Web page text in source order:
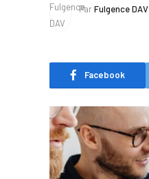
ParFulgence DAV
Facebook